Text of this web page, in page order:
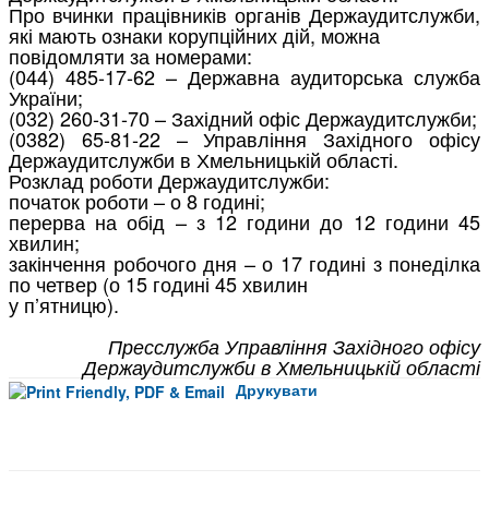
Про вчинки працівників органів Держаудитслужби,
які маютьознаки корупційнихдій, можна
повідомляти за номерами:
(044) 485-17-62 – Державна аудиторська служба
України;
(032) 260-31-70 –Західний офісДержаудитслужби;
(0382) 65-81-22 – Управління Західного офісу
Держаудитслужби в Хмельницькій області.
Розклад роботи Держаудитслужби:
початок роботи –о8 годині;
перерва на обід – з 12 години до 12 години 45
хвилин;
закінчення робочого дня – о 17 годині з понеділка
по четвер (о 15 годині 45хвилин
у п’ятницю).
Пресслужба Управління Західного офісу
Держаудитслужби в Хмельницькій області
Друкувати